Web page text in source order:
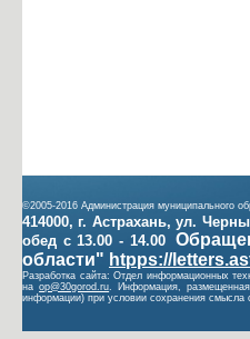
©2005-2016 Администрация муниципального
414000, г. Астрахань, ул.
обед с 13.00 - 14.00
области" htpps://
Разработка сайта: Отдел информационных
наop@30gorod.ru. Информация, размещенная
информации) при условии сохранения смысла